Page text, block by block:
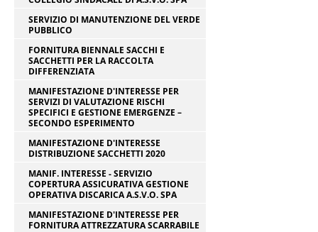
SERVIZIO DI MANUTENZIONE DEL VERDE
PUBBLICO
FORNITURA BIENNALE SACCHI E
SACCHETTI PER LA RACCOLTA
DIFFERENZIATA
MANIFESTAZIONE D'INTERESSE PER
SERVIZI DI VALUTAZIONE RISCHI
SPECIFICI E GESTIONE EMERGENZE –
SECONDO ESPERIMENTO
MANIFESTAZIONE D'INTERESSE
DISTRIBUZIONE SACCHETTI 2020
MANIF. INTERESSE - SERVIZIO
COPERTURA ASSICURATIVA GESTIONE
OPERATIVA DISCARICA A.S.V.O. SPA
MANIFESTAZIONE D'INTERESSE PER
FORNITURA ATTREZZATURA SCARRABILE